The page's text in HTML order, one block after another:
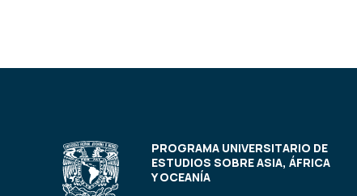
PROGRAMA UNIVERSITARIO DE
ESTUDIOS SOBRE ASIA, ÁFRICA
Y OCEANÍA